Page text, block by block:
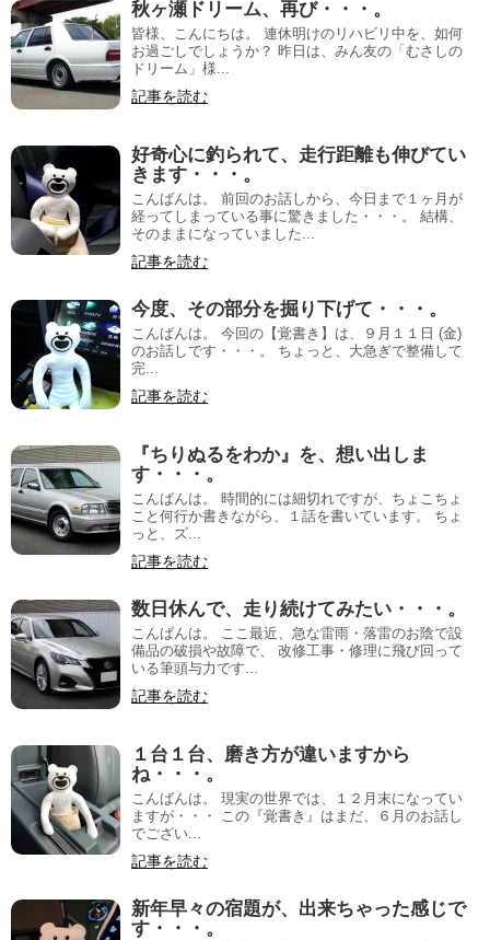
秋ヶ瀬ドリーム、再び・・・。
皆様、こんにちは。 連休明けのリハビリ中を、如何
お過ごしでしょうか？ 昨日は、みん友の「むさしの
ドリーム」様...
記事を読む
好奇心に釣られて、走行距離も伸びてい
きます・・・。
こんばんは。 前回のお話しから、今日まで１ヶ月が
経ってしまっている事に驚きました・・・。 結構、
そのままになっていました...
記事を読む
今度、その部分を掘り下げて・・・。
こんばんは。 今回の【覚書き】は、９月１１日 (金)
のお話しです・・・。 ちょっと、大急ぎで整備して
完...
記事を読む
『ちりぬるをわか』を、想い出しま
す・・・。
こんばんは。 時間的には細切れですが、ちょこちょ
こと何行か書きながら、１話を書いています。 ちょ
っと、ズ...
記事を読む
数日休んで、走り続けてみたい・・・。
こんばんは。 ここ最近、急な雷雨・落雷のお陰で設
備品の破損や故障で、 改修工事・修理に飛び回って
いる筆頭与力です...
記事を読む
１台１台、磨き方が違いますから
ね・・・。
こんばんは。 現実の世界では、１２月末になってい
ますが・・・ この『覚書き』はまだ、６月のお話し
でござい...
記事を読む
新年早々の宿題が、出来ちゃった感じで
す・・・。